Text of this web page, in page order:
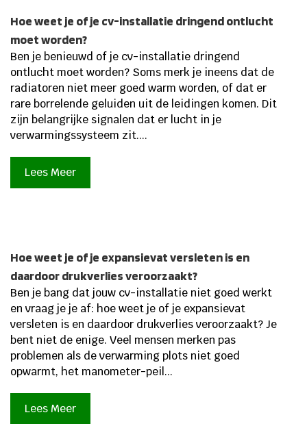
Hoe weet je of je cv-installatie dringend ontlucht
moet worden?
Ben je benieuwd of je cv-installatie dringend
ontlucht moet worden? Soms merk je ineens dat de
radiatoren niet meer goed warm worden, of dat er
rare borrelende geluiden uit de leidingen komen. Dit
zijn belangrijke signalen dat er lucht in je
verwarmingssysteem zit....
Lees Meer
Hoe weet je of je expansievat versleten is en
daardoor drukverlies veroorzaakt?
Ben je bang dat jouw cv-installatie niet goed werkt
en vraag je je af: hoe weet je of je expansievat
versleten is en daardoor drukverlies veroorzaakt? Je
bent niet de enige. Veel mensen merken pas
problemen als de verwarming plots niet goed
opwarmt, het manometer-peil...
Lees Meer